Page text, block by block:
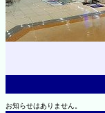
お知らせはありません。